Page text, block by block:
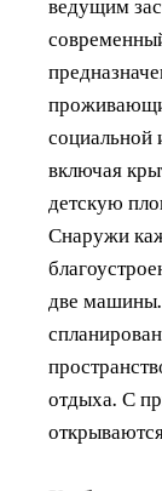
ведущим
социальной
включая
детскую
Снаружи
две машины.
отдыха. С